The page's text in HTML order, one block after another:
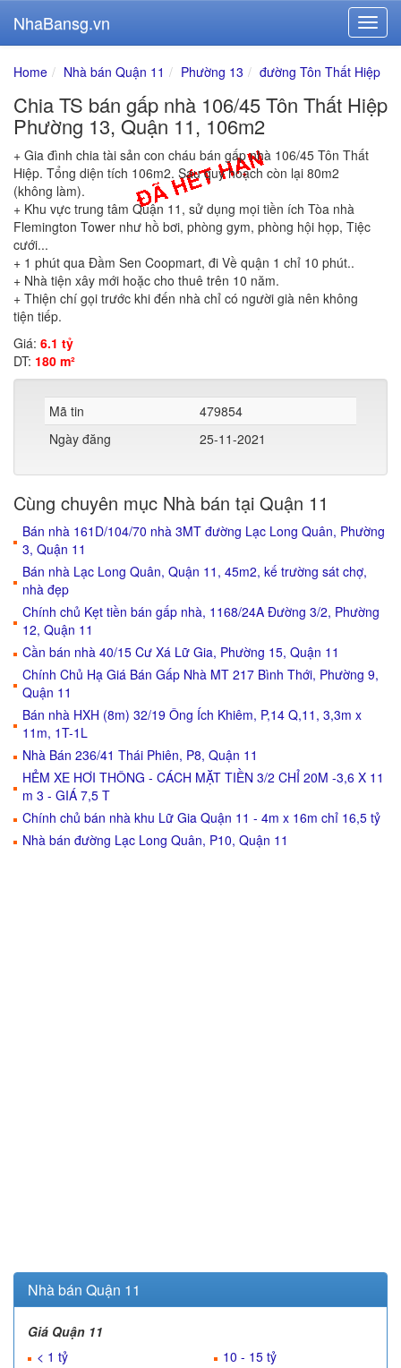
NhaBansg.vn
Home Nhà bán Quận 11 Phường 13 đường Tôn Thất Hiệp
Chia TS bán gấp nhà 106/45 Tôn Thất Hiệp
Phường 13, Quận 11, 106m2
+ Gia đình chia tài sản con cháu bán gấp nhà 106/45 Tôn Thất
Hiệp. Tổng diện tích 106m2. Sau quy hoạch còn lại 80m2
(không làm).
+ Khu vực trung tâm Quận 11, sử dụng mọi tiền ích Tòa nhà
Flemington Tower như hồ bơi, phòng gym, phòng hội họp, Tiệc
cưới...
+ 1 phút qua Đầm Sen Coopmart, đi Về quận 1 chỉ 10 phút..
+ Nhà tiện xây mới hoặc cho thuê trên 10 năm.
+ Thiện chí gọi trước khi đến nhà chỉ có người già nên không
tiện tiếp.
Giá: 6.1 tỷ
DT: 180 m²
Mã tin
479854
Ngày đăng
25-11-2021
Cùng chuyên mục Nhà bán tại Quận 11
Bán nhà 161D/104/70 nhà 3MT đường Lạc Long Quân, Phường
3, Quận 11
Bán nhà Lạc Long Quân, Quận 11, 45m2, kế trường sát chợ,
nhà đẹp
Chính chủ Kẹt tiền bán gấp nhà, 1168/24A Đường 3/2, Phường
12, Quận 11
Cần bán nhà 40/15 Cư Xá Lữ Gia, Phường 15, Quận 11
Chính Chủ Hạ Giá Bán Gấp Nhà MT 217 Bình Thới, Phường 9,
Quận 11
Bán nhà HXH (8m) 32/19 Ông Ích Khiêm, P,14 Q,11, 3,3m x
11m, 1T-1L
Nhà Bán 236/41 Thái Phiên, P8, Quận 11
HẺM XE HƠI THÔNG - CÁCH MẶT TIỀN 3/2 CHỈ 20M -3,6 X 11
m 3 - GIÁ 7,5 T
Chính chủ bán nhà khu Lữ Gia Quận 11 - 4m x 16m chỉ 16,5 tỷ
Nhà bán đường Lạc Long Quân, P10, Quận 11
Nhà bán Quận 11
Giá Quận 11
< 1 tỷ
10 - 15 tỷ